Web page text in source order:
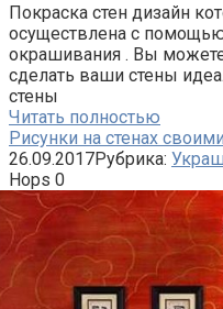
Покраска стен дизайн
осуществлена с
окрашивания . Вы
сделать ваши стены
стены
Читать полностью
Рисунки на стенах
26.09.2017Рубрика:
Hops 0